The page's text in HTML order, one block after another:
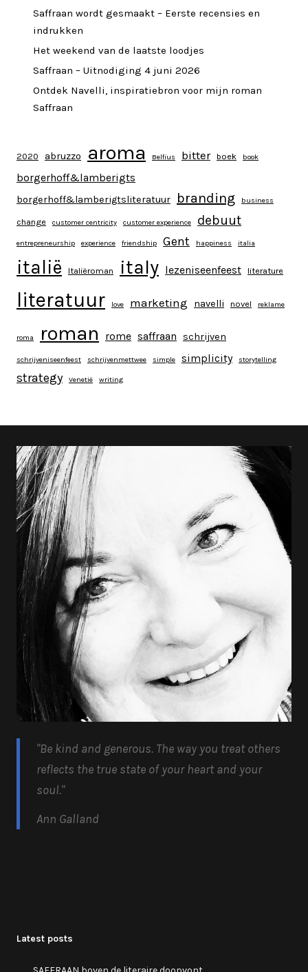
Saffraan wordt gesmaakt – Eerste recensies en
indrukken
Het weekend van de laatste loodjes
Saffraan – Uitnodiging 4 juni 2026
Ontdek Navelli, inspiratiebron voor mijn roman
Saffraan
2020 abruzzo aroma Belfius bitter boek book
borgerhoff&lamberigts
borgerhoff&lamberigtsliteratuur branding business
change customer centricity customer experience debuut
entrepreneurship experience friendship Gent happiness italia
italië Italiëroman italy lezeniseenfeest literature
literatuur love marketing navelli novel reklame
roma roman rome saffraan schrijven
schrijveniseenfeest schrijvenmettwee simple simplicity storytelling
strategy Venetië writing
"Be kind and generous. The way you treat others
reflects the true state of your heart and your
soul."
Ann Galland
Latest posts